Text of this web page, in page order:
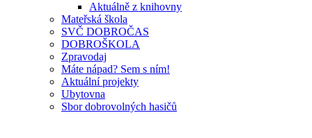
Aktuálně z knihovny
Mateřská škola
SVČ DOBROČAS
DOBROŠKOLA
Zpravodaj
Máte nápad? Sem s ním!
Aktuální projekty
Ubytovna
Sbor dobrovolných hasičů